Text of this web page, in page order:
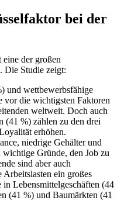
bei der
der großen
Die Studie zeigt:
und wettbewerbsfähige
vor die wichtigsten Faktoren
weltweit. Doch auch
(41 %) zählen zu den drei
erhöhen.
niedrige Gehälter und
Gründe, den Job zu
sind aber auch
Arbeitslasten ein großes
Lebensmittelgeschäften (44
(41 %) und Baumärkten (41